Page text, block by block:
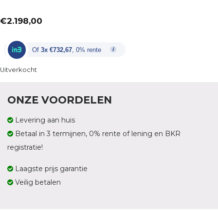
€2.198,00
Of 3x €732,67 , 0% rente
Uitverkocht
ONZE VOORDELEN
Levering aan huis
Betaal in 3 termijnen, 0% rente of lening en BKR
registratie!
Laagste prijs garantie
Veilig betalen